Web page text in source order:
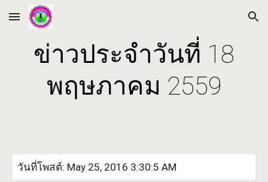
Skip to main content Skip to navigation
ข่าวประจำวันที่ 18
พฤษภาคม 2559
วันที่โพสต์: May 25, 2016 3:30:5 AM